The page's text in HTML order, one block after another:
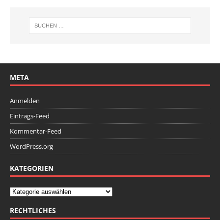
META
Anmelden
Eintrags-Feed
Kommentar-Feed
WordPress.org
KATEGORIEN
RECHTLICHES